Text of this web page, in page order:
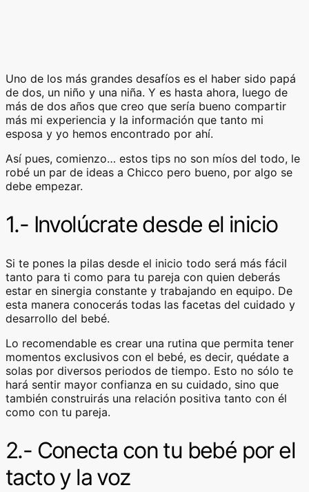
Uno de los más grandes desafíos es el haber sido papá
de dos, un niño y una niña. Y es hasta ahora, luego de
más de dos años que creo que sería bueno compartir
más mi experiencia y la información que tanto mi
esposa y yo hemos encontrado por ahí.
Así pues, comienzo… estos tips no son míos del todo, le
robé un par de ideas a Chicco pero bueno, por algo se
debe empezar.
1.- Involúcrate desde el inicio
Si te pones la pilas desde el inicio todo será más fácil
tanto para ti como para tu pareja con quien deberás
estar en sinergia constante y trabajando en equipo. De
esta manera conocerás todas las facetas del cuidado y
desarrollo del bebé.
Lo recomendable es crear una rutina que permita tener
momentos exclusivos con el bebé, es decir, quédate a
solas por diversos periodos de tiempo. Esto no sólo te
hará sentir mayor confianza en su cuidado, sino que
también construirás una relación positiva tanto con él
como con tu pareja.
2.- Conecta con tu bebé por el
tacto y la voz